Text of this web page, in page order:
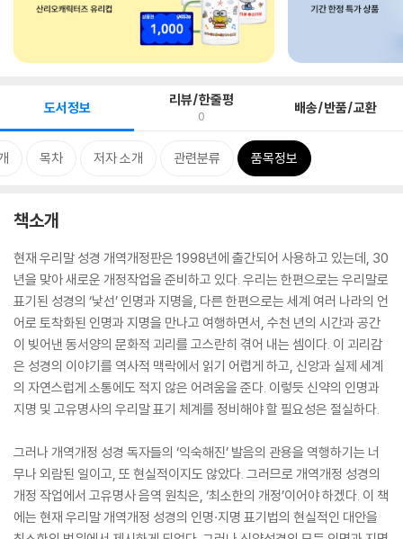
도서정보 리뷰/한줄평
0 배송/반품/교환
목차 저자 소개 관련분류 품목정보
책소개
현재 우리말 성경 개역개정판은 1998년에 출간되어 사용하고 있는데, 30
년을 맞아 새로운 개정작업을 준비하고 있다. 우리는 한편으로는 우리말로
표기된 성경의 ‘낯선’ 인명과 지명을, 다른 한편으로는 세계 여러 나라의 언
어로 토착화된 인명과 지명을 만나고 여행하면서, 수천 년의 시간과 공간
이 빚어낸 동서양의 문화적 괴리를 고스란히 겪어 내는 셈이다. 이 괴리감
은 성경의 이야기를 역사적 맥락에서 읽기 어렵게 하고, 신앙과 실제 세계
의 자연스럽게 소통에도 적지 않은 어려움을 준다. 이렇듯 신약의 인명과
지명 및 고유명사의 우리말 표기 체계를 정비해야 할 필요성은 절실하다.
그러나 개역개정 성경 독자들의 ‘익숙해진’ 발음의 관용을 역행하기는 너
무나 외람된 일이고, 또 현실적이지도 않았다. 그러므로 개역개정 성경의
개정 작업에서 고유명사 음역 원칙은, ‘최소한의 개정’이어야 하겠다. 이 책
에는 현재 우리말 개역개정 성경의 인명·지명 표기법의 현실적인 대안을